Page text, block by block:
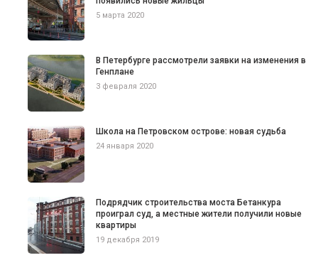
5 марта 2020
В Петербурге рассмотрели заявки на изменения в
Генплане
3 февраля 2020
Школа на Петровском острове: новая судьба
24 января 2020
Подрядчик строительства моста Бетанкура
проиграл суд, а местные жители получили новые
квартиры
19 декабря 2019